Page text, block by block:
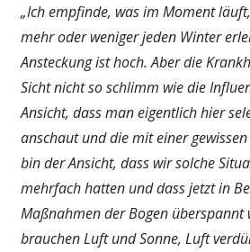
„Ich empfinde, was im Moment
mehr oder weniger jeden Winter
Ansteckung ist hoch. Aber die
Sicht nicht so schlimm wie die
Ansicht, dass man eigentlich hier
anschaut und die mit einer
bin der Ansicht, dass wir solche
mehrfach hatten und dass jetzt in
Maßnahmen der Bogen
brauchen Luft und Sonne, Luft